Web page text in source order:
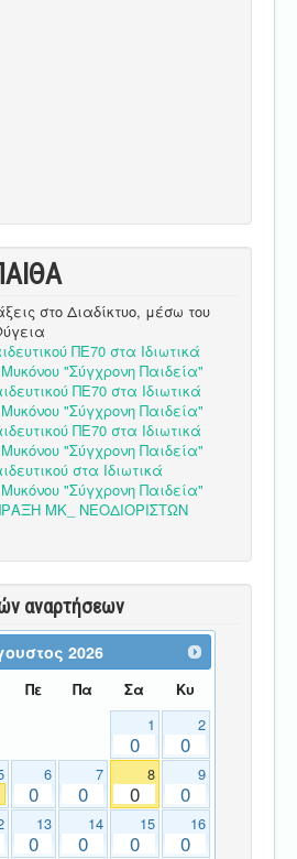
στο Διαδίκτυο, μέσω του
ΠΕ70 στα Ιδιωτικά
"Σύγχρονη Παιδεία"
ΠΕ70 στα Ιδιωτικά
"Σύγχρονη Παιδεία"
ΠΕ70 στα Ιδιωτικά
"Σύγχρονη Παιδεία"
στα Ιδιωτικά
"Σύγχρονη Παιδεία"
ΜΚ_ ΝΕΟΔΙΟΡΙΣΤΩΝ
αναρτήσεων
2026
Πε Πα Σα Κυ
1
0
2
0
6
0
7
0
8
0
9
0
13
0
14
0
15
0
16
0